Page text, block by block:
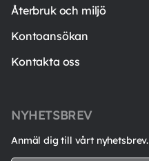
Återbruk och miljö
Kontoansökan
Kontakta oss
NYHETSBREV
Anmäl dig till vårt nyhetsbrev.